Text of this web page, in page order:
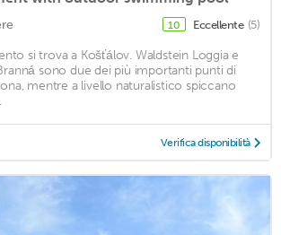
10 Eccellente (5)
si trova a Košťálov. Waldstein Loggia e
sono due dei più importanti punti di
mentre a livello naturalistico spiccano
Verifica disponibilità